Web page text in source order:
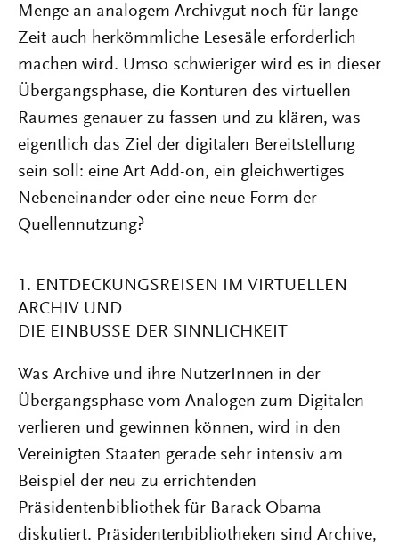
Menge an analogem Archivgut noch für lange
Zeit auch herkömmliche Lesesäle erforderlich
machen wird. Umso schwieriger wird es in dieser
Übergangsphase, die Konturen des virtuellen
Raumes genauer zu fassen und zu klären, was
eigentlich das Ziel der digitalen Bereitstellung
sein soll: eine Art Add-on, ein gleichwertiges
Nebeneinander oder eine neue Form der
Quellennutzung?
1. ENTDECKUNGSREISEN IM VIRTUELLEN
ARCHIV UND
DIE EINBUSSE DER SINNLICHKEIT
Was Archive und ihre NutzerInnen in der
Übergangsphase vom Analogen zum Digitalen
verlieren und gewinnen können, wird in den
Vereinigten Staaten gerade sehr intensiv am
Beispiel der neu zu errichtenden
Präsidentenbibliothek für Barack Obama
diskutiert. Präsidentenbibliotheken sind Archive,